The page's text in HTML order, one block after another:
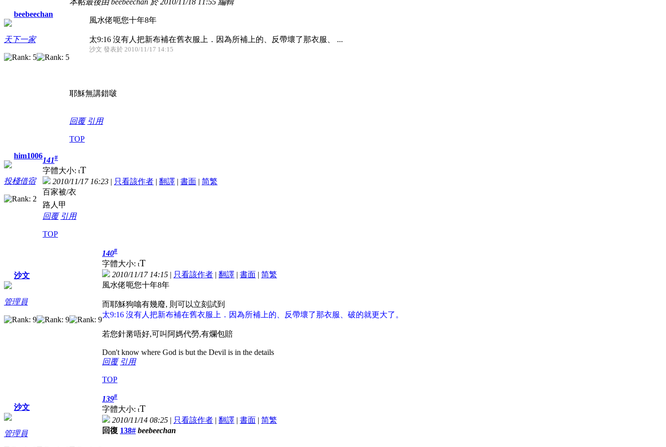
beebeechan
天下一家
風水佬呃您十年8年
太9:16 沒有人把新布補在舊衣服上．因為所補上的、反帶壞了那衣服、 ...
沙文 發表於 2010/11/17 14:15
耶穌無講錯啵
回覆 引用
TOP
him1006
投棧借宿
141#
字體大小: tT
2010/11/17 16:23 | 只看該作者 | 翻譯 | 書面 | 简繁
百家被/衣
路人甲
回覆 引用
TOP
沙文
管理員
140#
字體大小: tT
2010/11/17 14:15 | 只看該作者 | 翻譯 | 書面 | 简繁
風水佬呃您十年8年
而耶穌狗噏有幾廢, 則可以立刻試到
太9:16 沒有人把新布補在舊衣服上．因為所補上的、反帶壞了那衣服、破的就更大了。
若您針黹唔好,可叫阿媽代勞,有爛包賠
Don't know where God is but the Devil is in the details
回覆 引用
TOP
沙文
管理員
139#
字體大小: tT
2010/11/14 08:25 | 只看該作者 | 翻譯 | 書面 | 简繁
回復 138# beebeechan